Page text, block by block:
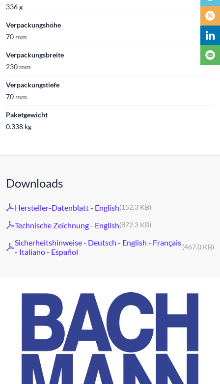
336 g
Verpackungshöhe
70 mm
Verpackungsbreite
230 mm
Verpackungstiefe
70 mm
Paketgewicht
0.338 kg
Downloads
Hersteller-Datenblatt - English(152.3 KB)
Technische Zeichnung - English(872.3 KB)
Sicherheitshinweise - Deutsch - English - Français
- Italiano - Español
(467.0 KB)